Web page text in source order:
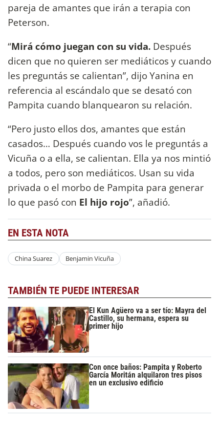
pareja de amantes que irán a terapia con
Peterson.
“Mirá cómo juegan con su vida. Después
dicen que no quieren ser mediáticos y cuando
les preguntás se calientan”, dijo Yanina en
referencia al escándalo que se desató con
Pampita cuando blanquearon su relación.
“Pero justo ellos dos, amantes que están
casados… Después cuando vos le preguntás a
Vicuña o a ella, se calientan. Ella ya nos mintió
a todos, pero son mediáticos. Usan su vida
privada o el morbo de Pampita para generar
lo que pasó con El hijo rojo”, añadió.
EN ESTA NOTA
China Suarez Benjamin Vicuña
TAMBIÉN TE PUEDE INTERESAR
El Kun Agüero va a ser tío: Mayra del
Castillo, su hermana, espera su
primer hijo
Con once baños: Pampita y Roberto
García Moritán alquilaron tres pisos
en un exclusivo edificio